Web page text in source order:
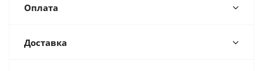
Оплата
Доставка